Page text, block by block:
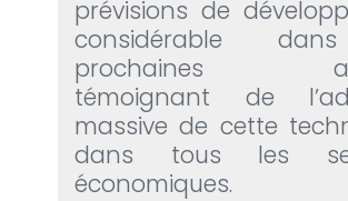
prévisions de
considérable
prochaines
témoignant de
massive de cette
dans tous les
économiques.